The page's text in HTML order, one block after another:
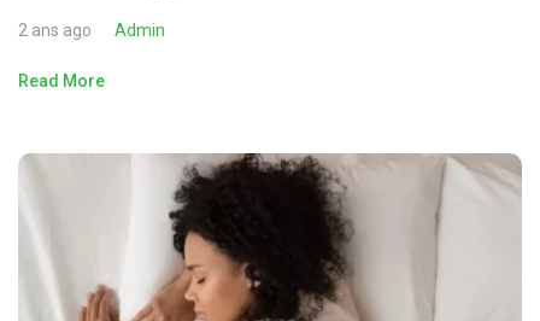
2 ans ago Admin
Read More